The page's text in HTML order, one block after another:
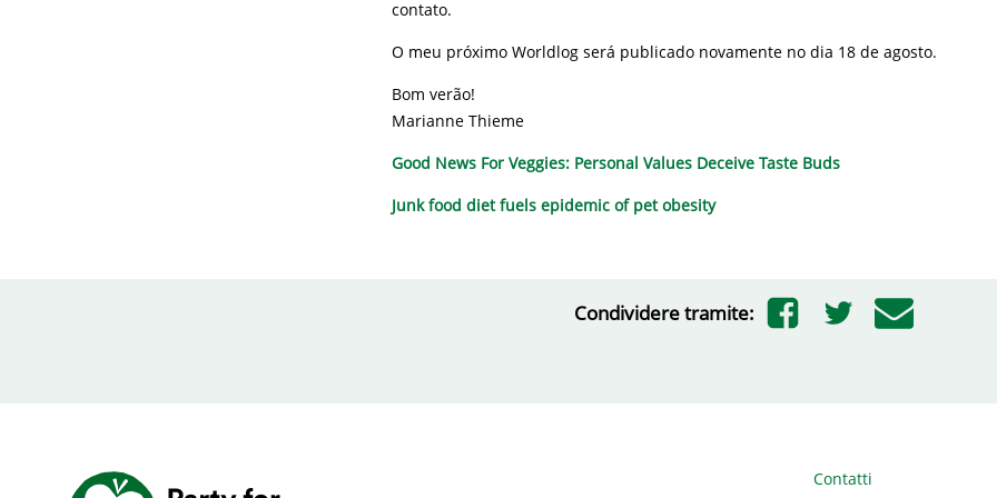
contato.
O meu próximo Worldlog será publicado novamente no dia 18 de agosto.
Bom verão!
Marianne Thieme
Good News For Veggies: Personal Values Deceive Taste Buds
Junk food diet fuels epidemic of pet obesity
Condividere tramite:
Contatti